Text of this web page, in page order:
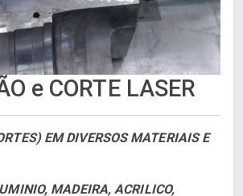
e CORTE LASER
EM DIVERSOS MATERIAIS E
MADEIRA, ACRILICO,